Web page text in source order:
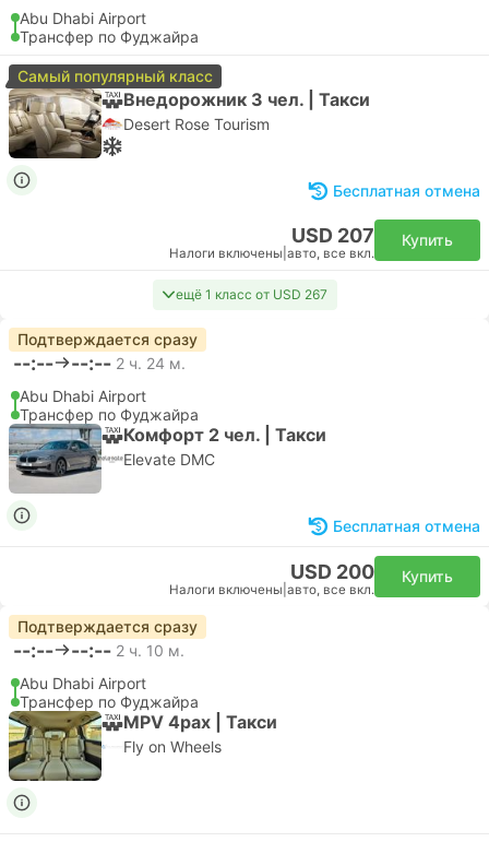
Abu Dhabi Airport
Трансфер по Фуджайра
Самый популярный класс
Внедорожник 3 чел. | Такси
Desert Rose Tourism
Бесплатная отмена
USD 207
Налоги включены авто, все вкл.
Купить
ещё 1 класс от USD 267
Подтверждается сразу
--:-- --:-- 2 ч. 24 м.
Abu Dhabi Airport
Трансфер по Фуджайра
Комфорт 2 чел. | Такси
Elevate DMC
Бесплатная отмена
USD 200
Налоги включены авто, все вкл.
Купить
Подтверждается сразу
--:-- --:-- 2 ч. 10 м.
Abu Dhabi Airport
Трансфер по Фуджайра
MPV 4pax | Такси
Fly on Wheels